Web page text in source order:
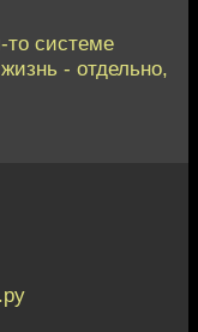
то системе
- отдельно,